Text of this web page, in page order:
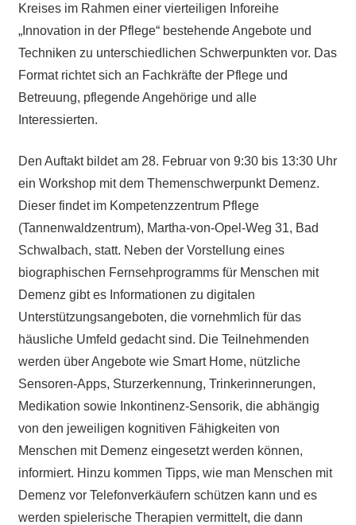
Kreises im Rahmen einer vierteiligen Inforeihe
„Innovation in der Pflege“ bestehende Angebote und
Techniken zu unterschiedlichen Schwerpunkten vor. Das
Format richtet sich an Fachkräfte der Pflege und
Betreuung, pflegende Angehörige und alle
Interessierten.
Den Auftakt bildet am 28. Februar von 9:30 bis 13:30 Uhr
ein Workshop mit dem Themenschwerpunkt Demenz.
Dieser findet im Kompetenzzentrum Pflege
(Tannenwaldzentrum), Martha-von-Opel-Weg 31, Bad
Schwalbach, statt. Neben der Vorstellung eines
biographischen Fernsehprogramms für Menschen mit
Demenz gibt es Informationen zu digitalen
Unterstützungsangeboten, die vornehmlich für das
häusliche Umfeld gedacht sind. Die Teilnehmenden
werden über Angebote wie Smart Home, nützliche
Sensoren-Apps, Sturzerkennung, Trinkerinnerungen,
Medikation sowie Inkontinenz-Sensorik, die abhängig
von den jeweiligen kognitiven Fähigkeiten von
Menschen mit Demenz eingesetzt werden können,
informiert. Hinzu kommen Tipps, wie man Menschen mit
Demenz vor Telefonverkäufern schützen kann und es
werden spielerische Therapien vermittelt, die dann